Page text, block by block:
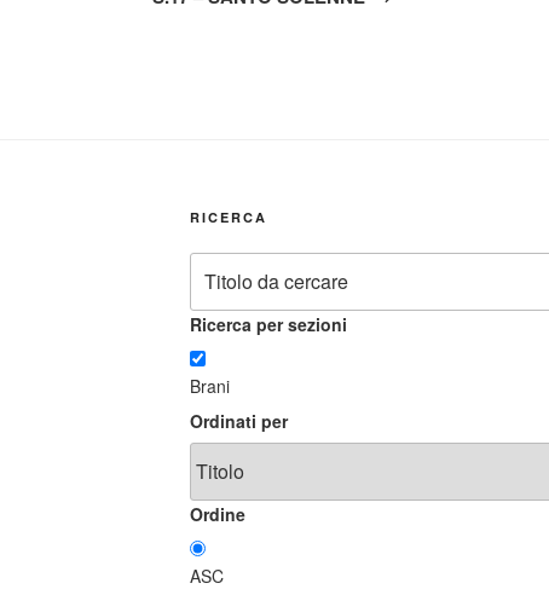
RICERCA
Ricerca per sezioni
Brani
Ordinati per
Ordine
ASC